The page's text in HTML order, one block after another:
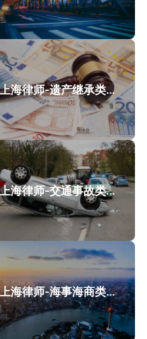
上海律师-遗产继承类案件案例
上海律师-交通事故类案件案例
上海律师-海事海商类案件案例